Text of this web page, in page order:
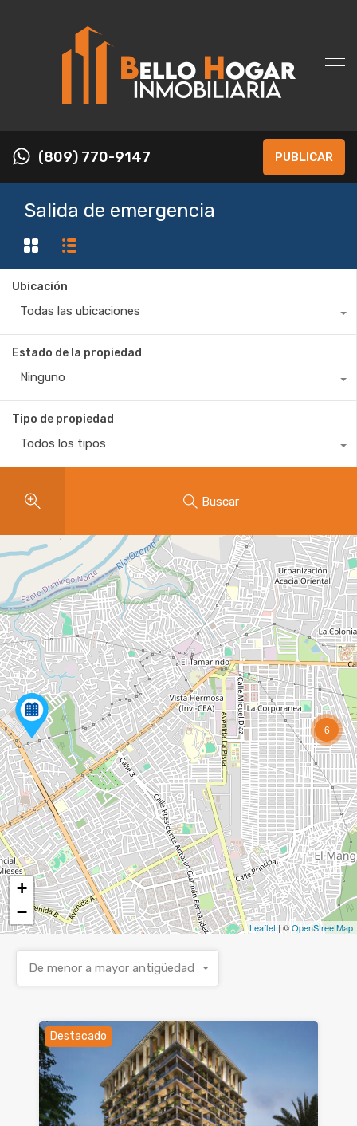
(809) 770-9147 PUBLICAR
Salida de emergencia
Ubicación
Todas las ubicaciones
Estado de la propiedad
Ninguno
Tipo de propiedad
Todos los tipos
Buscar
6
+
−
Leaflet | ©OpenStreetMap
De menor a mayor antigüedad
Destacado